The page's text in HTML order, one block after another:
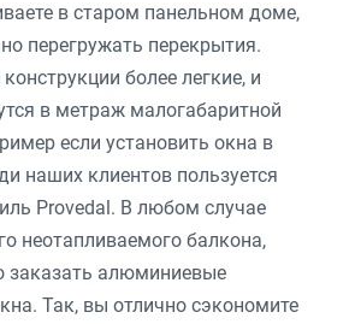
в старом панельном доме,
перегружать перекрытия.
более легкие, и
в метраж малогабаритной
если установить окна в
наших клиентов пользуется
Provedal. В любом случае
неотапливаемого балкона,
алюминиевые
Так, вы отлично сэкономите